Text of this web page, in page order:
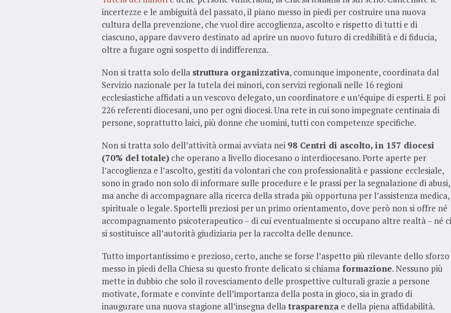
incertezze e le ambiguità del passato, il piano messo in piedi per costruire una nuova
cultura della prevenzione, che vuol dire accoglienza, ascolto e rispetto di tutti e di
ciascuno, appare davvero destinato ad aprire un nuovo futuro di credibilità e di fiducia,
oltre a fugare ogni sospetto di indifferenza.
Non si tratta solo della struttura organizzativa, comunque imponente, coordinata dal
Servizio nazionale per la tutela dei minori, con servizi regionali nelle 16 regioni
ecclesiastiche affidati a un vescovo delegato, un coordinatore e un’équipe di esperti. E poi
226 referenti diocesani, uno per ogni diocesi. Una rete in cui sono impegnate centinaia di
persone, soprattutto laici, più donne che uomini, tutti con competenze specifiche.
Non si tratta solo dell’attività ormai avviata nei 98 Centri di ascolto, in 157 diocesi
(70% del totale) che operano a livello diocesano o interdiocesano. Porte aperte per
l’accoglienza e l’ascolto, gestiti da volontari che con professionalità e passione ecclesiale,
sono in grado non solo di informare sulle procedure e le prassi per la segnalazione di abusi,
ma anche di accompagnare alla ricerca della strada più opportuna per l’assistenza medica,
spirituale o legale. Sportelli preziosi per un primo orientamento, dove però non si offre né
accompagnamento psicoterapeutico – di cui eventualmente si occupano altre realtà – né ci
si sostituisce all’autorità giudiziaria per la raccolta delle denunce.
Tutto importantissimo e prezioso, certo, anche se forse l’aspetto più rilevante dello sforzo
messo in piedi della Chiesa su questo fronte delicato si chiama formazione. Nessuno più
mette in dubbio che solo il rovesciamento delle prospettive culturali grazie a persone
motivate, formate e convinte dell’importanza della posta in gioco, sia in grado di
inaugurare una nuova stagione all’insegna dellatrasparenza e della piena affidabilità.